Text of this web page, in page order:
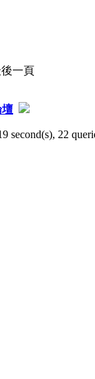
一頁
壇
second(s), 22